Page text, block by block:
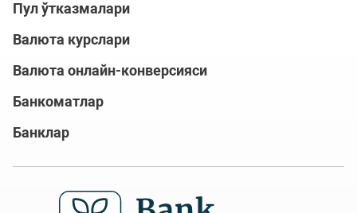
Пул ўтказмалари
Валюта курслари
Валюта онлайн-конверсияси
Банкоматлар
Банклар